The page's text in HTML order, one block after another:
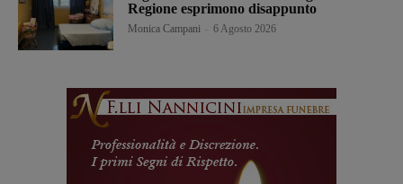
Regione esprimono disappunto
Monica Campani 6 Agosto 2026